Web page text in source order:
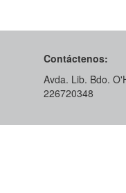
Contáctenos:
Avda. Lib. Bdo.
226720348